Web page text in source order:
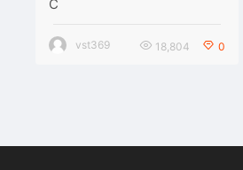
C
vst369 18,804 0